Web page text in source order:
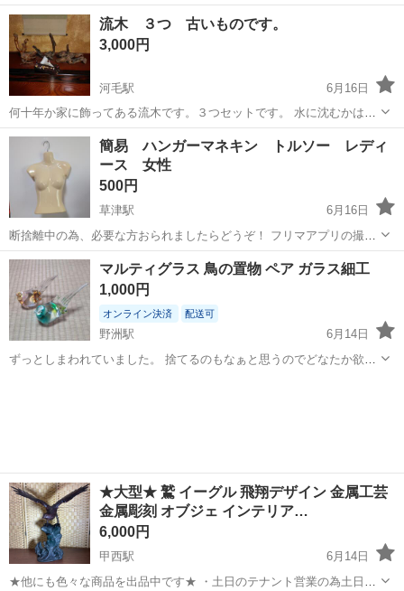
と思います。 できるだけ早くとりにきてくれる方を優先させていただ
きます。 返品なしでお願いします。
滋賀 東近江市 太郎坊宮前駅 インテリア雑貨/小物
置物
流木 ３つ 古いものです。
3,000円
河毛駅
6月16日
何十年か家に飾ってある流木です。３つセットです。 水に沈むかは分
かりません。 長浜市の高月町で受け渡しします。
滋賀 長浜市 河毛駅 インテリア雑貨/小物 流木
簡易 ハンガーマネキン トルソー レディ
ース 女性
500円
草津駅
6月16日
断捨離中の為、必要な方おられましたらどうぞ！ フリマアプリの撮影
等に便利ですよ♪
滋賀 草津市 インテリア雑貨/小物
マルティグラス 鳥の置物 ペア ガラス細工
1,000円
オンライン決済 配送可
野洲駅
6月14日
ずっとしまわれていました。 捨てるのもなぁと思うのでどなたか欲し
★大型★ 鷲 イーグル 飛翔デザイン 金属工芸
金属彫刻 オブジェ インテリア…
6,000円
甲西駅
6月14日
★他にも色々な商品を出品中です★ ・土日のテナント営業の為土日に